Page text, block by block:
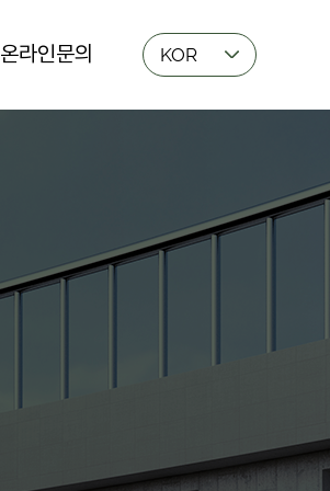
온라인문의 KOR